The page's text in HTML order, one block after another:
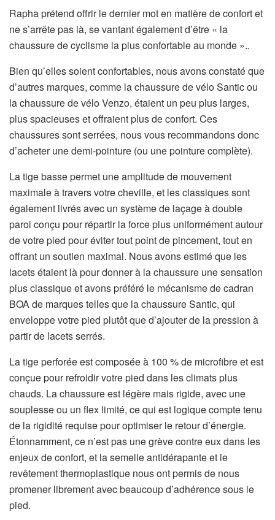
Rapha prétend offrir le dernier mot en matière de confort et
ne s’arrête pas là, se vantant également d’être « la
chaussure de cyclisme la plus confortable au monde »..
Bien qu’elles soient confortables, nous avons constaté que
d’autres marques, comme la chaussure de vélo Santic ou
la chaussure de vélo Venzo, étaient un peu plus larges,
plus spacieuses et offraient plus de confort. Ces
chaussures sont serrées, nous vous recommandons donc
d’acheter une demi-pointure (ou une pointure complète).
La tige basse permet une amplitude de mouvement
maximale à travers votre cheville, et les classiques sont
également livrés avec un système de laçage à double
paroi conçu pour répartir la force plus uniformément autour
de votre pied pour éviter tout point de pincement, tout en
offrant un soutien maximal. Nous avons estimé que les
lacets étaient là pour donner à la chaussure une sensation
plus classique et avons préféré le mécanisme de cadran
BOA de marques telles que la chaussure Santic, qui
enveloppe votre pied plutôt que d’ajouter de la pression à
partir de lacets serrés.
La tige perforée est composée à 100 % de microfibre et est
conçue pour refroidir votre pied dans les climats plus
chauds. La chaussure est légère mais rigide, avec une
souplesse ou un flex limité, ce qui est logique compte tenu
de la rigidité requise pour optimiser le retour d’énergie.
Étonnamment, ce n’est pas une grève contre eux dans les
enjeux de confort, et la semelle antidérapante et le
revêtement thermoplastique nous ont permis de nous
promener librement avec beaucoup d’adhérence sous le
pied.